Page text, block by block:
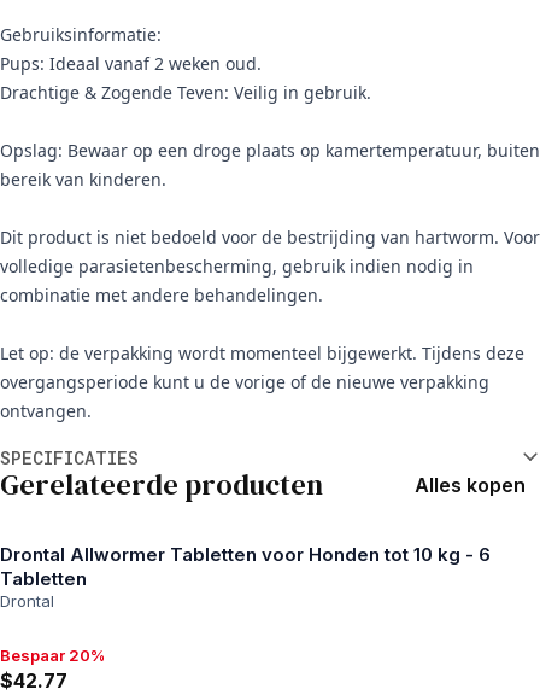
Gebruiksinformatie:
Pups: Ideaal vanaf 2 weken oud.
Drachtige & Zogende Teven: Veilig in gebruik.
Opslag: Bewaar op een droge plaats op kamertemperatuur, buiten
bereik van kinderen.
Dit product is niet bedoeld voor de bestrijding van hartworm. Voor
volledige parasietenbescherming, gebruik indien nodig in
combinatie met andere behandelingen.
Let op: de verpakking wordt momenteel bijgewerkt. Tijdens deze
overgangsperiode kunt u de vorige of de nieuwe verpakking
ontvangen.
SPECIFICATIES
Gerelateerde producten Alles kopen
Drontal Allwormer Tabletten voor Honden tot 10 kg - 6
Tabletten
Drontal
Bespaar 20%, $42.77
Bespaar 20%
$42.77